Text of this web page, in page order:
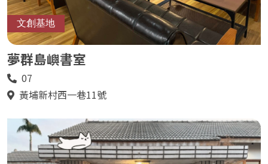
文創基地
夢群島嶼書室
電07
地黃埔新村西一巷11號